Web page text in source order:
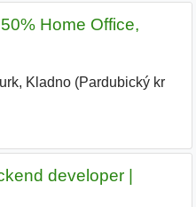
Home Office,
Kladno (Pardubický kr
developer |